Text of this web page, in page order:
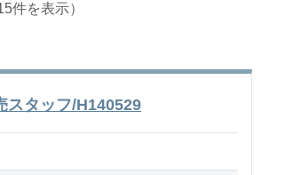
件を表示）
タッフ/H140529